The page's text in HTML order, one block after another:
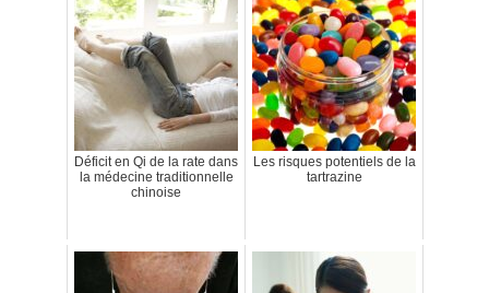
Déficit en Qi de la rate dans
la médecine traditionnelle
chinoise
Les risques potentiels de la
tartrazine